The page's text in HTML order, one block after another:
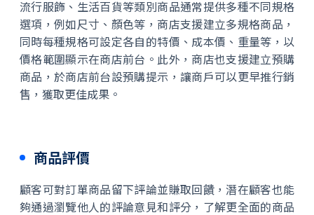
流行服飾、生活百貨等類別商品通常提供多種不同規格
選項，例如尺寸、顏色等，商店支援建立多規格商品，
同時每種規格可設定各自的特價、成本價、重量等，以
價格範圍顯示在商店前台。此外，商店也支援建立預購
商品，於商店前台設預購提示，讓商戶可以更早推行銷
售，獲取更佳成果。
商品評價
顧客可對訂單商品留下評論並賺取回饋，潛在顧客也能
夠通過瀏覽他人的評論意見和評分，了解更全面的商品